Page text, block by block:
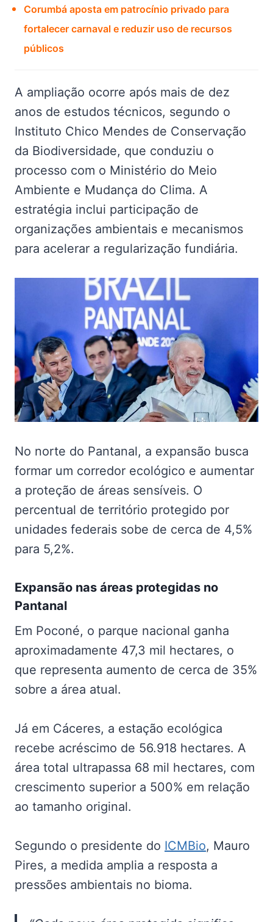
Corumbá aposta em patrocínio privado para
fortalecer carnaval e reduzir uso de recursos
públicos
A ampliação ocorre após mais de dez
anos de estudos técnicos, segundo o
Instituto Chico Mendes de Conservação
da Biodiversidade, que conduziu o
processo com o Ministério do Meio
Ambiente e Mudança do Clima. A
estratégia inclui participação de
organizações ambientais e mecanismos
para acelerar a regularização fundiária.
No norte do Pantanal, a expansão busca
formar um corredor ecológico e aumentar
a proteção de áreas sensíveis. O
percentual de território protegido por
unidades federais sobe de cerca de 4,5%
para 5,2%.
Expansão nas áreas protegidas no
Pantanal
Em Poconé, o parque nacional ganha
aproximadamente 47,3 mil hectares, o
que representa aumento de cerca de 35%
sobre a área atual.
Já em Cáceres, a estação ecológica
recebe acréscimo de 56.918 hectares. A
área total ultrapassa 68 mil hectares, com
crescimento superior a 500% em relação
ao tamanho original.
Segundo o presidente do ICMBio, Mauro
Pires, a medida amplia a resposta a
pressões ambientais no bioma.